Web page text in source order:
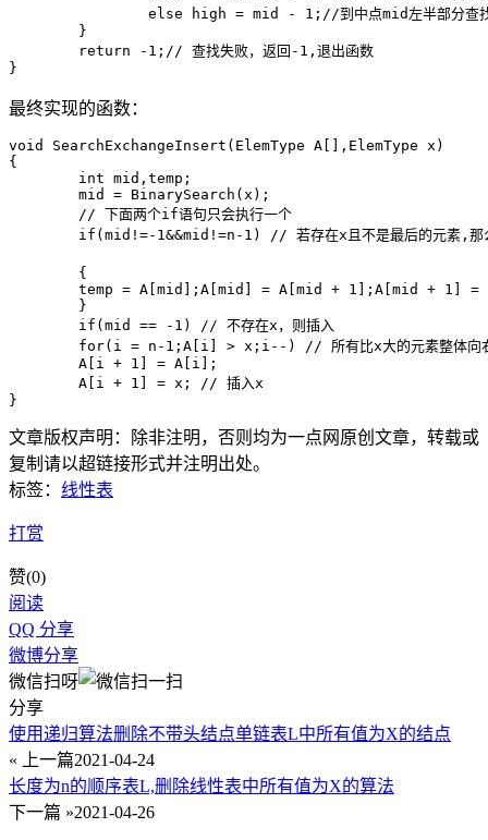
最终实现的函数：
void SearchExchangeInsert(ElemType A[],ElemType x)
{
文章版权声明：除非注明，否则均为一点网 原创文章，转载或
复制请以超链接形式并注明出处。
标签： 线性表
打赏
赞(0)
阅读
QQ 分享
微博分享
微信扫呀
分享
使用递归算法删除不带头结点单链表L中所有值为X的结点
« 上一篇2021-04-24
长度为n的顺序表L,删除线性表中所有值为X的算法
下一篇 »2021-04-26